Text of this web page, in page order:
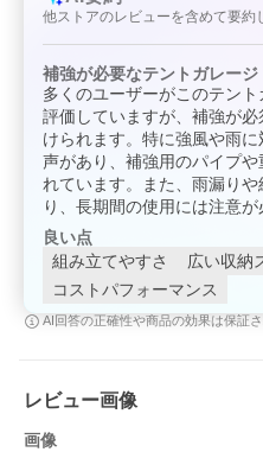
他ストアのレビューを含めて要約
補強が必要なテントガレージ
多くのユーザーがこのテン
評価していますが、補強が
けられます。特に強風や雨
声があり、補強用のパイプ
れています。また、雨漏り
り、長期間の使用には注意が
良い点
組み立てやすさ
広い収納
コストパフォーマンス
AI回答の正確性や商品の効果は保証
レビュー画像
画像